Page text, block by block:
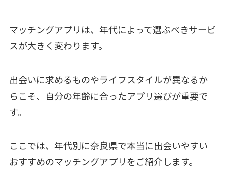
マッチングアプリは、年代によって選ぶべきサービ
スが大きく変わります。
出会いに求めるものやライフスタイルが異なるか
らこそ、自分の年齢に合ったアプリ選びが重要で
す。
ここでは、年代別に奈良県で本当に出会いやすい
おすすめのマッチングアプリをご紹介します。